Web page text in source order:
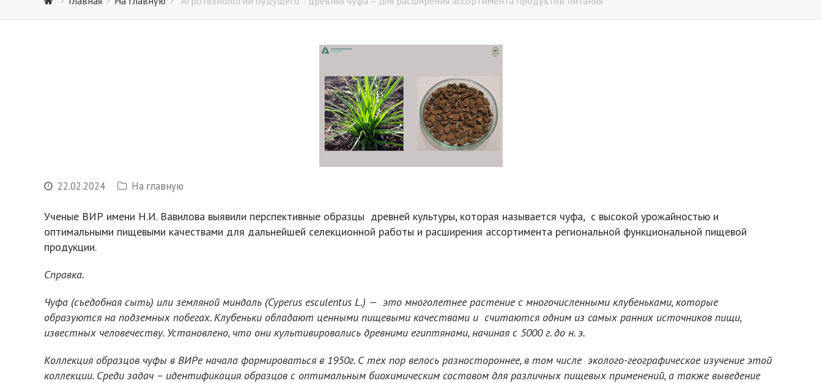
22.02.2024 На главную
Ученые ВИР имени Н.И. Вавилова выявили перспективные образцы древней культуры, которая называется чуфа, с высокой урожайностью и
оптимальными пищевыми качествами для дальнейшей селекционной работы и расширения ассортимента региональной функциональной пищевой
продукции.
Справка.
Чуфа (съедобная сыть) или земляной миндаль (Cyperus esculentus L.) — это многолетнее растение с многочисленными клубеньками, которые
образуются на подземных побегах. Клубеньки обладают ценными пищевыми качествами и считаются одним из самых ранних источников пищи,
известных человечеству. Установлено, что они культивировались древними египтянами, начиная с 5000 г. до н. э.
Коллекция образцов чуфы в ВИРе начала формироваться в 1950г. С тех пор велось разностороннее, в том числе эколого-географическое изучение этой
коллекции. Среди задач – идентификация образцов с оптимальным биохимическим составом для различных пищевых применений, а также выведение